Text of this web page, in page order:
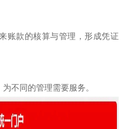
账款的核算与管理，形成凭证
不同的管理需要服务。